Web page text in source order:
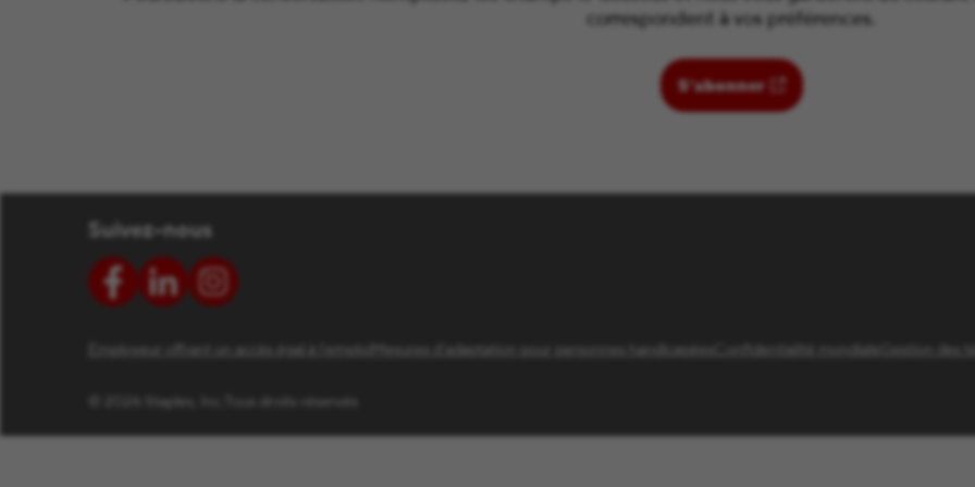
correspondent à vos préférences.
S’abonner(ouvre dans une
Suivez-nous
Employeur offrant un accès égal à l’emploi Mesures d’adaptation pour personnes handicapées Confidentialité mondiale
© 2026 Staples, Inc.